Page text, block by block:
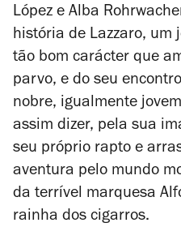
López e Alba
história de Lazzaro, um
tão bom carácter que
parvo, e do seu
nobre, igualmente
assim dizer, pela sua
seu próprio rapto e
aventura pelo mundo
da terrível marquesa
rainha dos cigarros.